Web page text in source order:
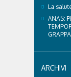
La
ANAS:
ARCHIVI